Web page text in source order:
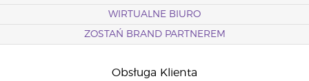
WIRTUALNE BIURO
ZOSTAŃ BRAND PARTNEREM
Obsługa Klienta